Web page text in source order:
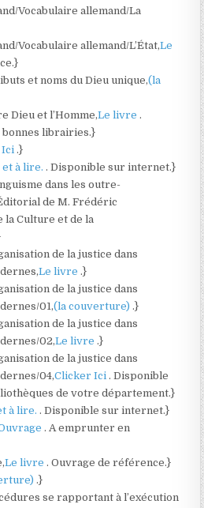
Vocabulaire allemand/La
Vocabulaire allemand/L’État,Le
et noms du Dieu unique,(la
Dieu et l’Homme,Le livre.
bonnes librairies.}
Ici.}
et à lire.. Disponible sur internet.}
dans les outre-
de M. Frédéric
la Culture et de la
de la justice dans
Le livre.}
de la justice dans
01,(la couverture).}
de la justice dans
02,Le livre.}
de la justice dans
04,Clicker Ici. Disponible
de votre département.}
à lire.. Disponible sur internet.}
. A emprunter en
Le livre. Ouvrage de référence.}
.}
se rapportant à l’exécution